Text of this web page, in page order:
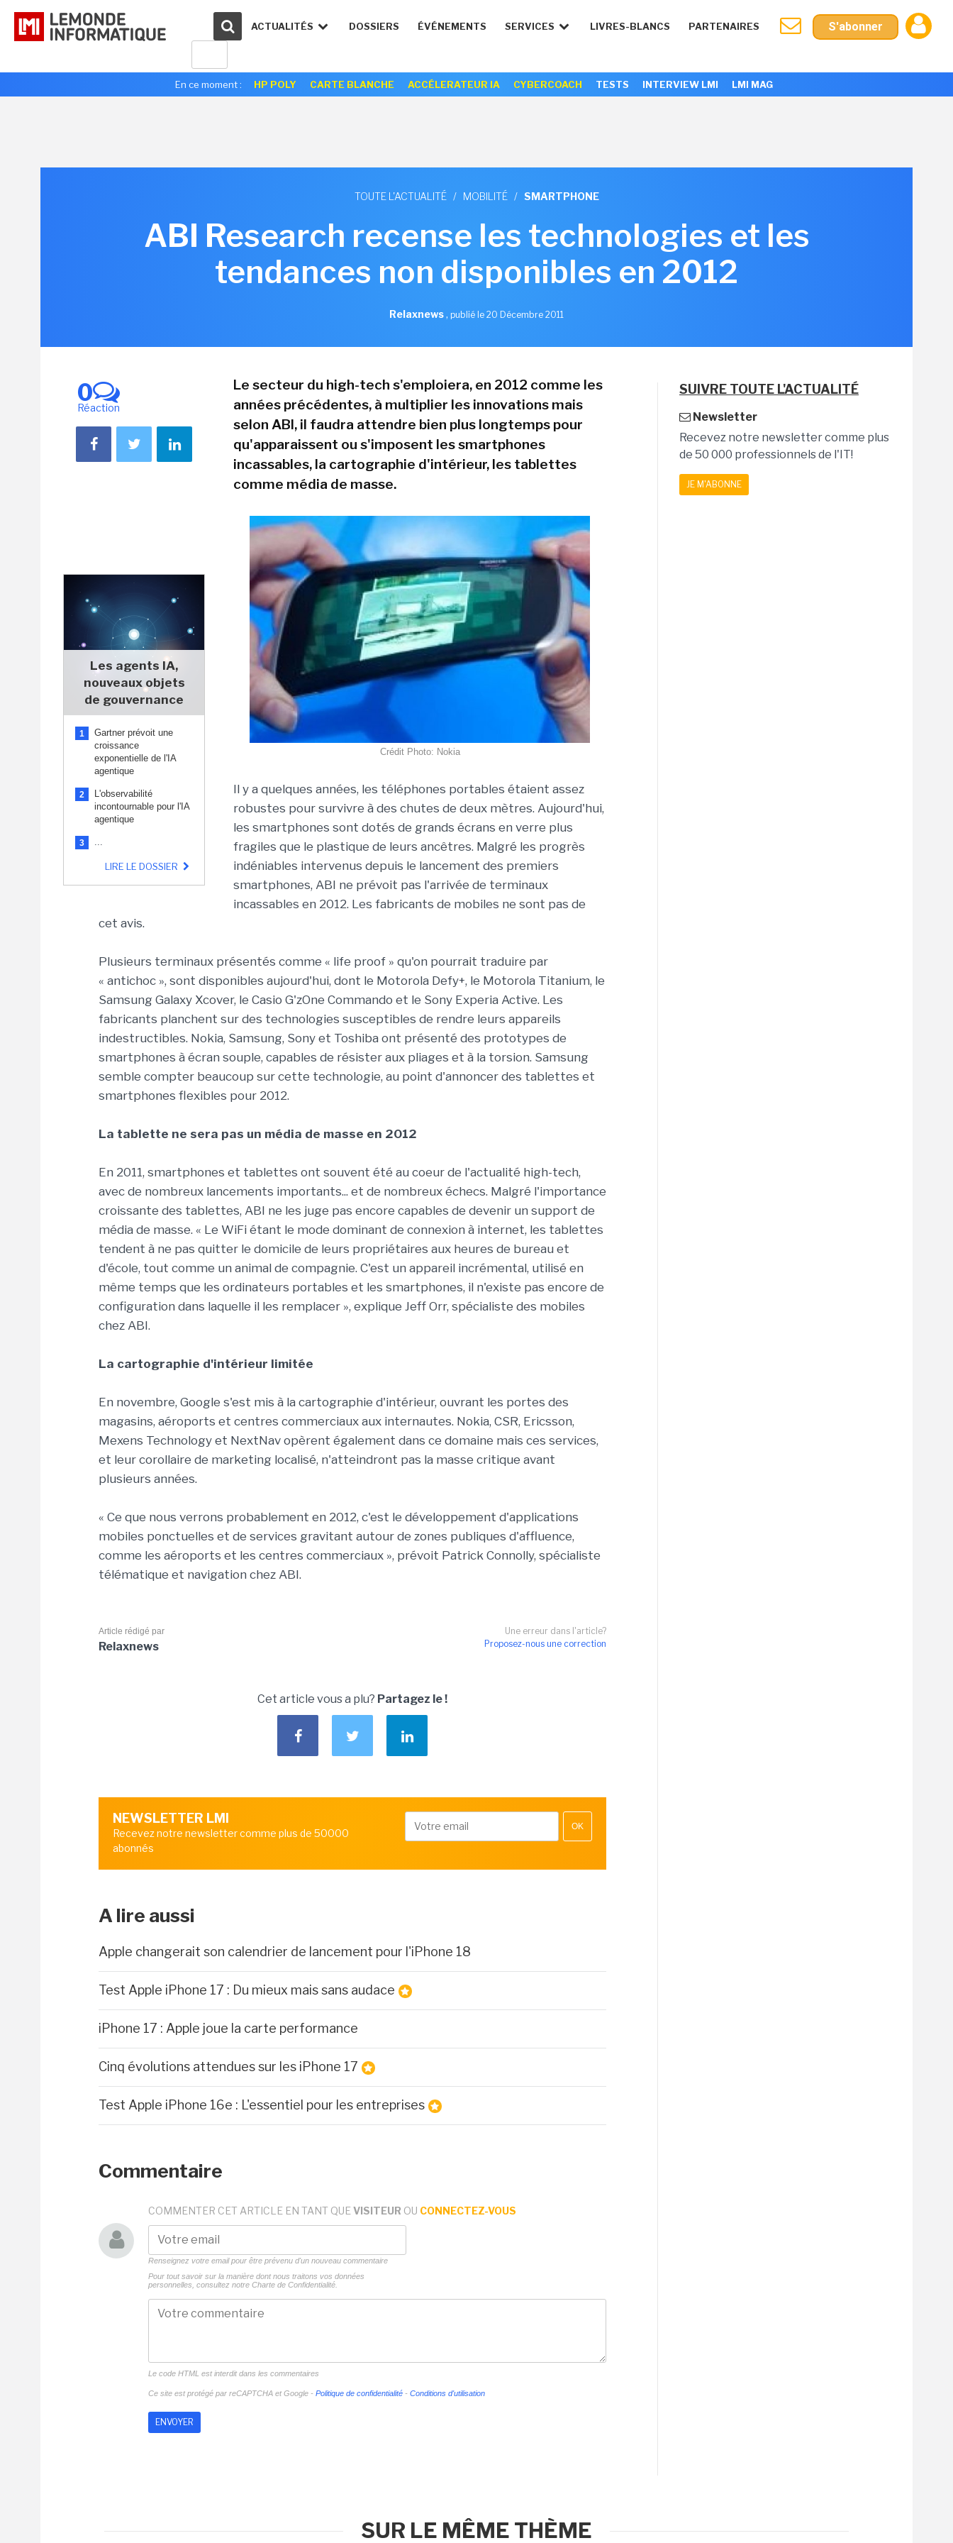
ACTUALITÉS DOSSIERS ÉVÉNEMENTS SERVICES LIVRES-BLANCS PARTENAIRES S'abonner
En ce moment : HP POLY CARTE BLANCHE ACCÉLERATEUR IA CYBERCOACH TESTS INTERVIEW LMI LMI MAG
TOUTE L'ACTUALITÉ / MOBILITÉ / SMARTPHONE
ABI Research recense les technologies et les
tendances non disponibles en 2012
Relaxnews, publié le 20 Décembre 2011
0
Réaction
Les agents IA,
nouveaux objets
de gouvernance
1
Gartner prévoit une
croissance
exponentielle de l'IA
agentique
2
L'observabilité
incontournable pour l'IA
agentique
3 ...
LIRE LE DOSSIER
Le secteur du high-tech s'emploiera, en 2012 comme les
années précédentes, à multiplier les innovations mais
selon ABI, il faudra attendre bien plus longtemps pour
qu'apparaissent ou s'imposent les smartphones
incassables, la cartographie d'intérieur, les tablettes
comme média de masse.
Crédit Photo: Nokia
Il y a quelques années, les téléphones portables étaient assez
robustes pour survivre à des chutes de deux mètres. Aujourd'hui,
les smartphones sont dotés de grands écrans en verre plus
fragiles que le plastique de leurs ancêtres. Malgré les progrès
indéniables intervenus depuis le lancement des premiers
smartphones, ABI ne prévoit pas l'arrivée de terminaux
incassables en 2012. Les fabricants de mobiles ne sont pas de
cet avis.
Plusieurs terminaux présentés comme « life proof » qu'on pourrait traduire par
« antichoc », sont disponibles aujourd'hui, dont le Motorola Defy+, le Motorola Titanium, le
Samsung Galaxy Xcover, le Casio G'zOne Commando et le Sony Experia Active. Les
fabricants planchent sur des technologies susceptibles de rendre leurs appareils
indestructibles. Nokia, Samsung, Sony et Toshiba ont présenté des prototypes de
smartphones à écran souple, capables de résister aux pliages et à la torsion. Samsung
semble compter beaucoup sur cette technologie, au point d'annoncer des tablettes et
smartphones flexibles pour 2012.
La tablette ne sera pas un média de masse en 2012
En 2011, smartphones et tablettes ont souvent été au coeur de l'actualité high-tech,
avec de nombreux lancements importants... et de nombreux échecs. Malgré l'importance
croissante des tablettes, ABI ne les juge pas encore capables de devenir un support de
média de masse. « Le WiFi étant le mode dominant de connexion à internet, les tablettes
tendent à ne pas quitter le domicile de leurs propriétaires aux heures de bureau et
d'école, tout comme un animal de compagnie. C'est un appareil incrémental, utilisé en
même temps que les ordinateurs portables et les smartphones, il n'existe pas encore de
configuration dans laquelle il les remplacer », explique Jeff Orr, spécialiste des mobiles
chez ABI.
La cartographie d'intérieur limitée
En novembre, Google s'est mis à la cartographie d'intérieur, ouvrant les portes des
magasins, aéroports et centres commerciaux aux internautes. Nokia, CSR, Ericsson,
Mexens Technology et NextNav opèrent également dans ce domaine mais ces services,
et leur corollaire de marketing localisé, n'atteindront pas la masse critique avant
plusieurs années.
« Ce que nous verrons probablement en 2012, c'est le développement d'applications
mobiles ponctuelles et de services gravitant autour de zones publiques d'affluence,
comme les aéroports et les centres commerciaux », prévoit Patrick Connolly, spécialiste
télématique et navigation chez ABI.
Une erreur dans l'article?
Proposez-nous une correction
Article rédigé par
Relaxnews
Cet article vous a plu? Partagez le !
NEWSLETTER LMI
Recevez notre newsletter comme plus de 50000
abonnés
OK
A lire aussi
Apple changerait son calendrier de lancement pour l'iPhone 18
Test Apple iPhone 17 : Du mieux mais sans audace
iPhone 17 : Apple joue la carte performance
Cinq évolutions attendues sur les iPhone 17
Test Apple iPhone 16e : L'essentiel pour les entreprises
Commentaire
COMMENTER CET ARTICLE EN TANT QUE VISITEUR OU CONNECTEZ-VOUS
Renseignez votre email pour être prévenu d'un nouveau commentaire
Pour tout savoir sur la manière dont nous traitons vos données
personnelles, consultez notre Charte de Confidentialité.
Le code HTML est interdit dans les commentaires
Ce site est protégé par reCAPTCHA et Google - Politique de confidentialité - Conditions d'utilisation
SUIVRE TOUTE L'ACTUALITÉ
Newsletter
Recevez notre newsletter comme plus
de 50 000 professionnels de l'IT!
JE M'ABONNE
SUR LE MÊME THÈME